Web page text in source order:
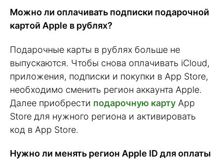
Можно ли оплачивать подписки подарочной
картой Apple в рублях?
Подарочные карты в рублях больше не
выпускаются. Чтобы снова оплачивать iCloud,
приложения, подписки и покупки в App Store,
необходимо сменить регион аккаунта Apple.
Далее приобрести подарочную карту App
Store для нужного региона и активировать
код в App Store.
Нужно ли менять регион Apple ID для оплаты